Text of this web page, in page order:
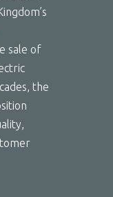
sale of
the